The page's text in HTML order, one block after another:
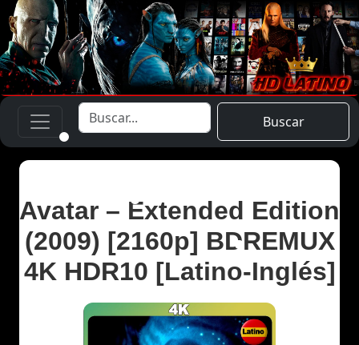
Buscar
Avatar – Extended Edition
(2009) [2160p] BDREMUX
4K HDR10 [Latino-Inglés]